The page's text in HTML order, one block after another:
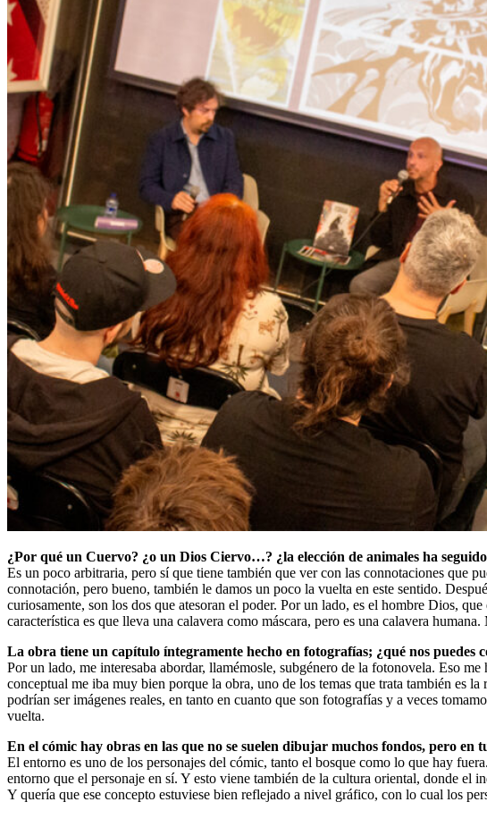
¿Por qué un Cuervo? ¿o un Dios Ciervo…? ¿la elección de animales ha
Es un poco arbitraria, pero sí que tiene también que ver con las connotaciones que
connotación, pero bueno, también le damos un poco la vuelta en este sentido.
curiosamente, son los dos que atesoran el poder. Por un lado, es el hombre Dios,
característica es que lleva una calavera como máscara, pero es una calavera
La obra tiene un capítulo íntegramente hecho en fotografías; ¿qué nos puedes
Por un lado, me interesaba abordar, llamémosle, subgénero de la fotonovela. Eso
conceptual me iba muy bien porque la obra, uno de los temas que trata también es
podrían ser imágenes reales, en tanto en cuanto que son fotografías y a veces
vuelta.
En el cómic hay obras en las que no se suelen dibujar muchos fondos, pero
El entorno es uno de los personajes del cómic, tanto el bosque como lo que hay
entorno que el personaje en sí. Y esto viene también de la cultura oriental, donde el
Y quería que ese concepto estuviese bien reflejado a nivel gráfico, con lo cual los